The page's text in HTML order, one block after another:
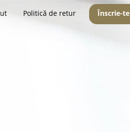
Politică de retur Înscrie-te